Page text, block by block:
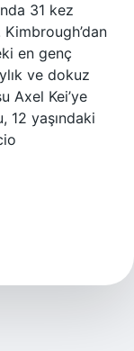
31 kez
en genç
ve dokuz
Axel Kei’ye
12 yaşındaki